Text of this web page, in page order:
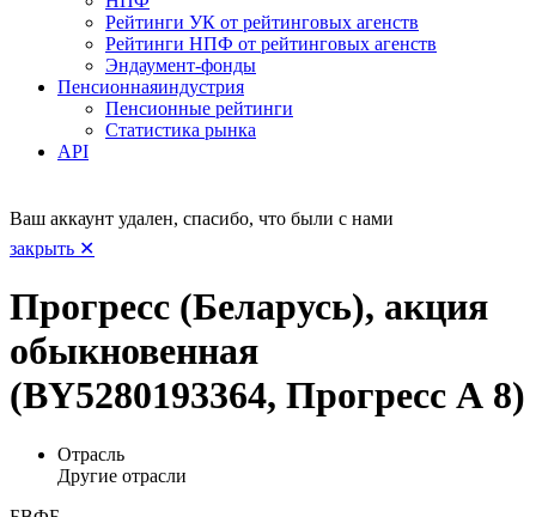
Рейтинги УК от рейтинговых агенств
Рейтинги НПФ от рейтинговых агенств
Эндаумент-фонды
Пенсионнаяиндустрия
Пенсионные рейтинги
Статистика рынка
API
Ваш аккаунт удален, спасибо, что были с нами
закрыть ✕
Прогресс (Беларусь), акция
обыкновенная
(BY5280193364, Прогресс А 8)
Отрасль
Другие отрасли